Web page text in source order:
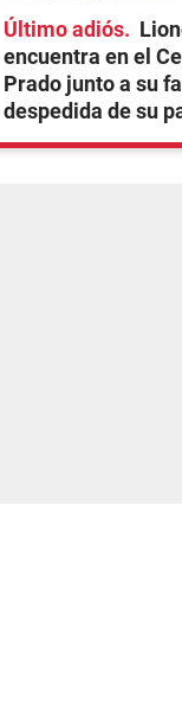
Último adiós
encuentra en el
Prado junto a su
despedida de su